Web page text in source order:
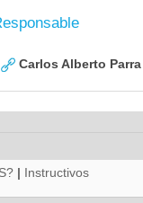
Carlos Alberto
| Instructivos